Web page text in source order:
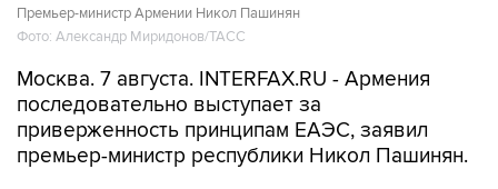
Премьер-министр Армении Никол Пашинян
Фото: Александр Миридонов/ТАСС
Москва. 7 августа. INTERFAX.RU - Армения
последовательно выступает за
приверженность принципам ЕАЭС, заявил
премьер-министр республики Никол Пашинян.